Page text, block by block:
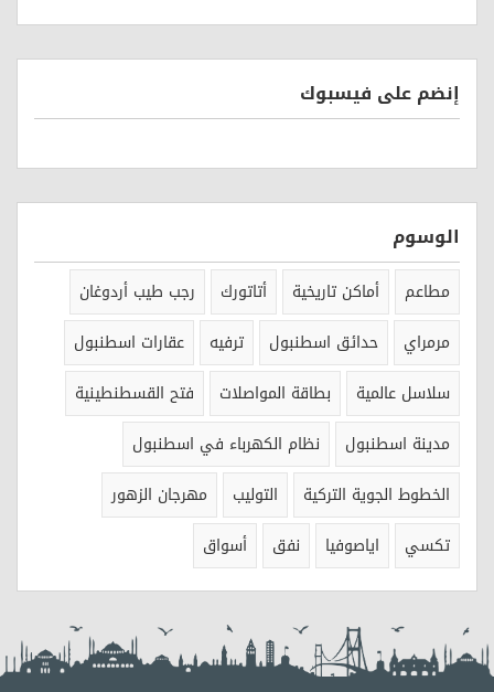
إنضم على فيسبوك
الوسوم
مطاعم أماكن تاريخية أتاتورك
رجب طيب أردوغان
مرمراي
حدائق اسطنبول ترفيه
عقارات اسطنبول
سلاسل عالمية
بطاقة المواصلات
فتح القسطنطينية
مدينة اسطنبول
نظام الكهرباء في اسطنبول
الخطوط الجوية التركية
التوليب
مهرجان الزهور
تكسي
اياصوفيا نفق أسواق